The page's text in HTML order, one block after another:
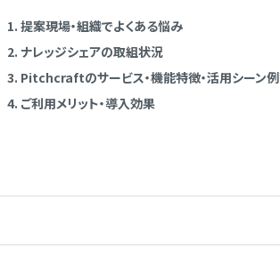
提案現場・組織でよくある悩み
ナレッジシェアの取組状況
Pitchcraftのサービス・機能特徴・活用シーン例
ご利用メリット・導入効果